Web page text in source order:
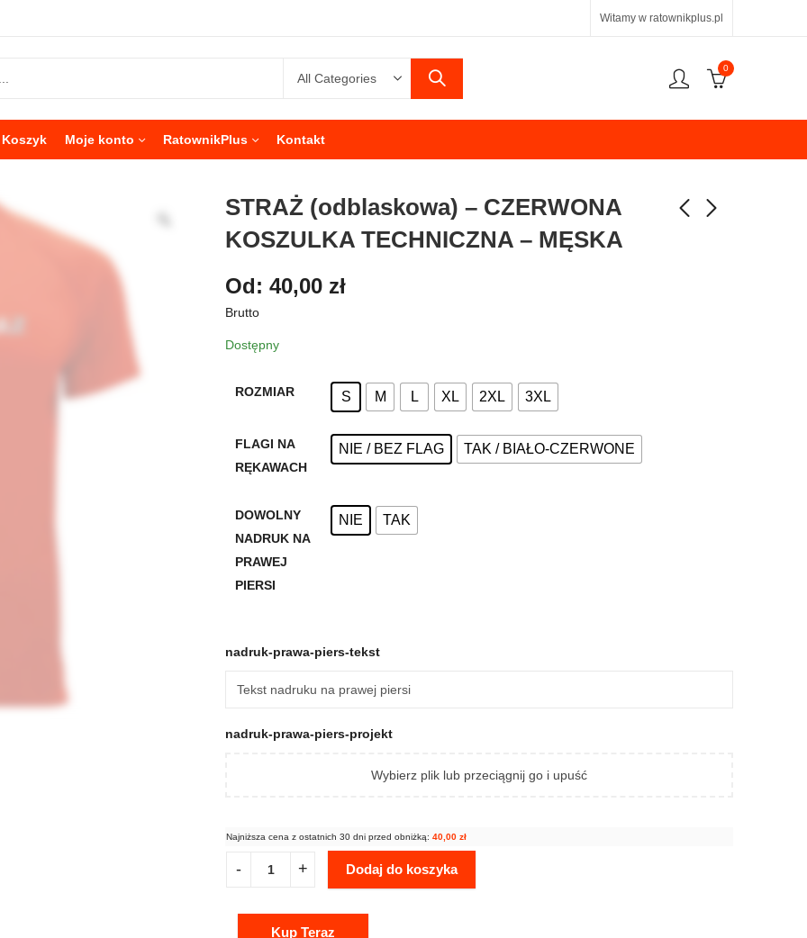
Witamy w ratownikplus.pl
0
Koszyk Moje konto RatownikPlus Kontakt
STRAŻ (odblaskowa) – CZERWONA
KOSZULKA TECHNICZNA – MĘSKA
Od: 40,00 zł
Brutto
Dostępny
ROZMIAR S M L XL 2XL 3XL
FLAGI NA
RĘKAWACH
NIE / BEZ FLAG TAK / BIAŁO-CZERWONE
DOWOLNY
NADRUK NA
PRAWEJ
PIERSI
NIE TAK
nadruk-prawa-piers-tekst
nadruk-prawa-piers-projekt
Wybierz plik lub przeciągnij go i upuść
Najniższa cena z ostatnich 30 dni przed obniżką: 40,00 zł
Dodaj do koszyka
Kup Teraz